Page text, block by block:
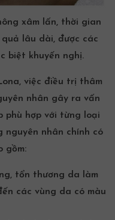
xâm lấn, thời gian
lâu dài, được các
biệt khuyến nghị.
việc điều trị thâm
nhân gây ra vấn
phù hợp với từng loại
nhân chính có
gồm:
tổn thương da làm
các vùng da có màu